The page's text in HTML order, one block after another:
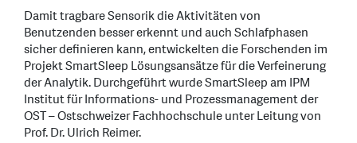
Damit tragbare Sensorik die Aktivitäten von
Benutzenden besser erkennt und auch Schlafphasen
sicher definieren kann, entwickelten die Forschenden im
Projekt SmartSleep Lösungsansätze für die Verfeinerung
der Analytik. Durchgeführt wurde SmartSleep am IPM
Institut für Informations- und Prozessmanagement der
OST – Ostschweizer Fachhochschule unter Leitung von
Prof. Dr. Ulrich Reimer.